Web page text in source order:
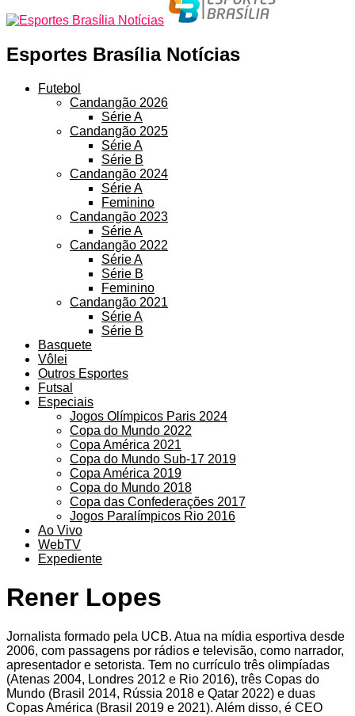
Esportes Brasília Notícias
Futebol
Candangão 2026
Série A
Candangão 2025
Série A
Série B
Candangão 2024
Série A
Feminino
Candangão 2023
Série A
Candangão 2022
Série A
Série B
Feminino
Candangão 2021
Série A
Série B
Basquete
Vôlei
Outros Esportes
Futsal
Especiais
Jogos Olímpicos Paris 2024
Copa do Mundo 2022
Copa América 2021
Copa do Mundo Sub-17 2019
Copa América 2019
Copa do Mundo 2018
Copa das Confederações 2017
Jogos Paralímpicos Rio 2016
Ao Vivo
WebTV
Expediente
Rener Lopes
Jornalista formado pela UCB. Atua na mídia esportiva desde
2006, com passagens por rádios e televisão, como narrador,
apresentador e setorista. Tem no currículo três olimpíadas
(Atenas 2004, Londres 2012 e Rio 2016), três Copas do
Mundo (Brasil 2014, Rússia 2018 e Qatar 2022) e duas
Copas América (Brasil 2019 e 2021). Além disso, é CEO